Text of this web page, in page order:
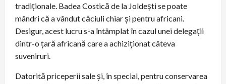
tradiționale. Badea Costică de la Joldești se poate
mândri că a vândut căciuli chiar și pentru africani.
Desigur, acest lucru s-a întâmplat în cazul unei delegații
dintr-o țară africană care a achiziționat câteva
suveniruri.
Datorită priceperii sale și, în special, pentru conservarea